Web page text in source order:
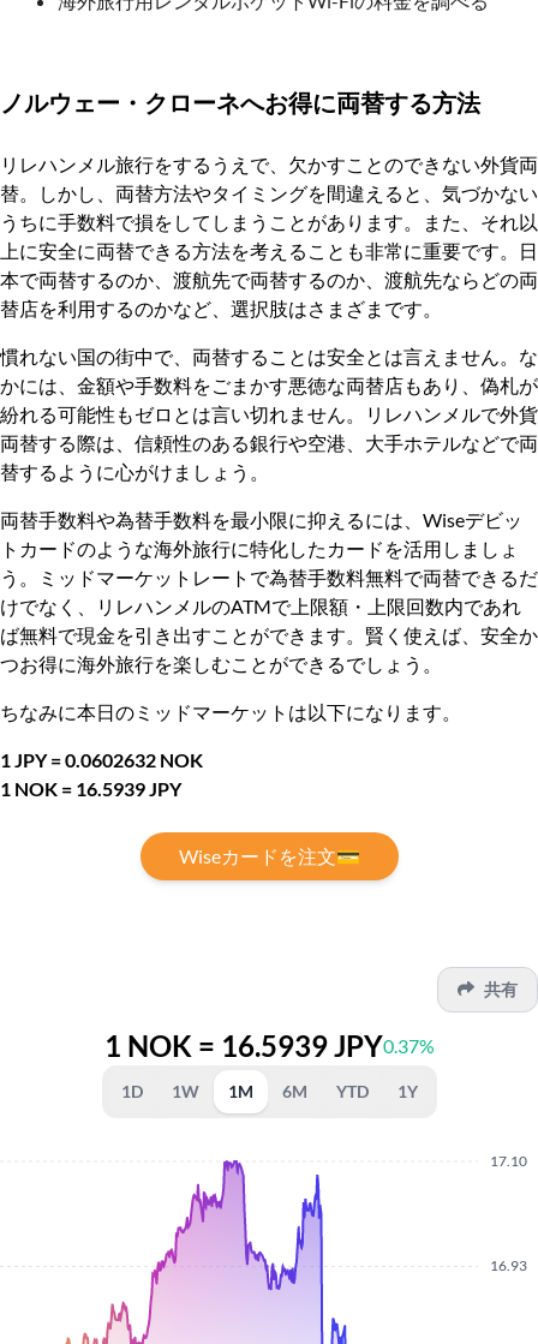
ノルウェー・クローネへお得に両替する方法
リレハンメル旅行をするうえで、欠かすことのできない外貨両
替。しかし、両替方法やタイミングを間違えると、気づかない
うちに手数料で損をしてしまうことがあります。また、それ以
上に安全に両替できる方法を考えることも非常に重要です。日
本で両替するのか、渡航先で両替するのか、渡航先ならどの両
替店を利用するのかなど、選択肢はさまざまです。
慣れない国の街中で、両替することは安全とは言えません。な
かには、金額や手数料をごまかす悪徳な両替店もあり、偽札が
紛れる可能性もゼロとは言い切れません。リレハンメルで外貨
両替する際は、信頼性のある銀行や空港、大手ホテルなどで両
替するように心がけましょう。
両替手数料や為替手数料を最小限に抑えるには、Wiseデビッ
トカードのような海外旅行に特化したカードを活用しましょ
う。ミッドマーケットレートで為替手数料無料で両替できるだ
けでなく、リレハンメルのATMで上限額・上限回数内であれ
ば無料で現金を引き出すことができます。賢く使えば、安全か
つお得に海外旅行を楽しむことができるでしょう。
ちなみに本日のミッドマーケットは以下になります。
1 JPY = 0.0602632 NOK
1 NOK = 16.5939 JPY
Wiseカードを注文💳
共有
1 NOK = 16.5939 JPY0.37%
1D 1W 1M 6M YTD 1Y
16.93
17.10